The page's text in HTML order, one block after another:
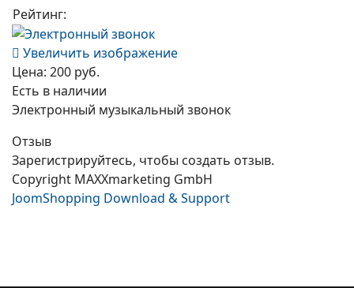
Рейтинг:
Увеличить изображение
Цена: 200 руб.
Есть в наличии
Электронный музыкальный звонок
Отзыв
Зарегистрируйтесь, чтобы создать отзыв.
Copyright MAXXmarketing GmbH
JoomShopping Download & Support